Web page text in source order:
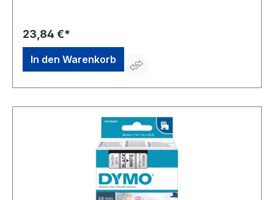
22761 Hamburg, DE, +49 40 85550,
contigoeurope@newellco.com
23,84 €*
In den Warenkorb